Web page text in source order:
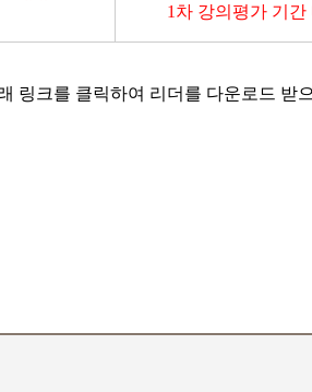
1차 강의평가 기
링크를 클릭하여 리더를 다운로드 받